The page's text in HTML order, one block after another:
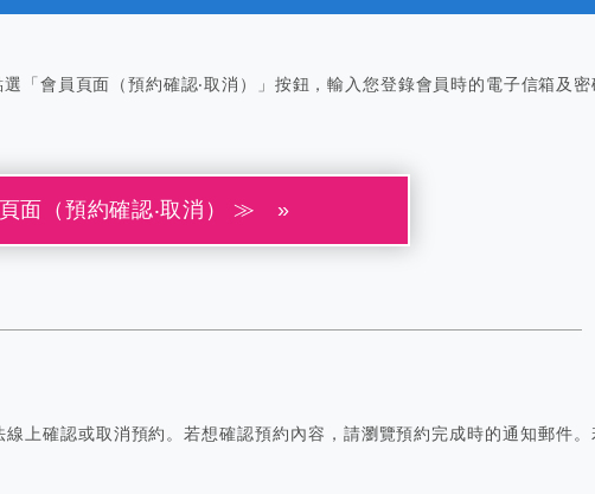
「會員頁面（預約確認‧取消）」按鈕，輸入您登錄會員時的電子信箱及密
面（預約確認‧取消） ≫
上確認或取消預約。若想確認預約內容，請瀏覽預約完成時的通知郵件。